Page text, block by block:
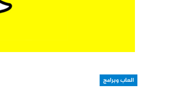
العاب وبرامج